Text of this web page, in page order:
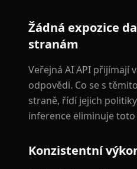
Žádná expozice
stranám
Veřejná AI API přijímají
odpovědi. Co se s
straně, řídí jejich
inference eliminuje
Konzistentní